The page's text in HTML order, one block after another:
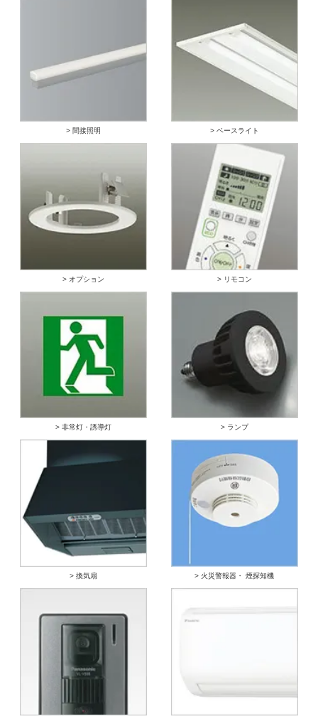
> 間接照明 > ベースライト
> オプション > リモコン
> 非常灯・誘導灯 > ランプ
> 換気扇 > 火災警報器・ 煙探知機